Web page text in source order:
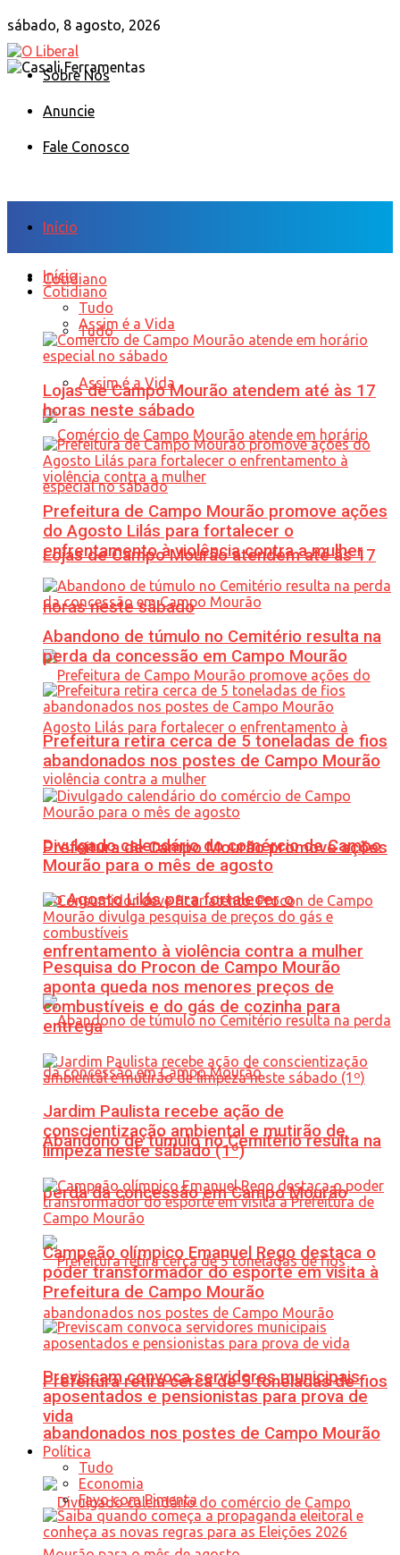
sábado, 8 agosto, 2026
Sobre Nós
Anuncie
Fale Conosco
Início
Cotidiano
Tudo
Assim é a Vida
Lojas de Campo Mourão atendem até às 17
horas neste sábado
Prefeitura de Campo Mourão promove ações
do Agosto Lilás para fortalecer o
enfrentamento à violência contra a mulher
Abandono de túmulo no Cemitério resulta na
perda da concessão em Campo Mourão
Prefeitura retira cerca de 5 toneladas de fios
abandonados nos postes de Campo Mourão
Início
Cotidiano
Tudo
Assim é a Vida
Lojas de Campo Mourão atendem até às 17
horas neste sábado
Prefeitura de Campo Mourão promove ações
do Agosto Lilás para fortalecer o
enfrentamento à violência contra a mulher
Abandono de túmulo no Cemitério resulta na
perda da concessão em Campo Mourão
Prefeitura retira cerca de 5 toneladas de fios
abandonados nos postes de Campo Mourão
Divulgado calendário do comércio de Campo
Mourão para o mês de agosto
Pesquisa do Procon de Campo Mourão
aponta queda nos menores preços de
combustíveis e do gás de cozinha para
entrega
Jardim Paulista recebe ação de
conscientização ambiental e mutirão de
limpeza neste sábado (1º)
Campeão olímpico Emanuel Rego destaca o
poder transformador do esporte em visita à
Prefeitura de Campo Mourão
Previscam convoca servidores municipais
aposentados e pensionistas para prova de
vida
Política
Tudo
Economia
Favo com Pimenta